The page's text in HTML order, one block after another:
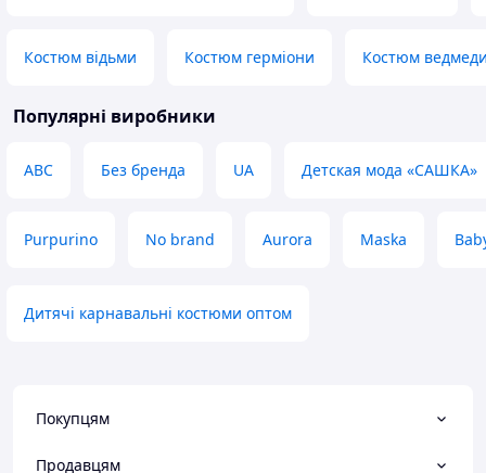
Костюм відьми Костюм герміони Костюм
Популярні виробники
ABC Без бренда UA Детская мода «САШКА»
Purpurino No brand Aurora Maska
Дитячі карнавальні костюми оптом
Покупцям
Продавцям